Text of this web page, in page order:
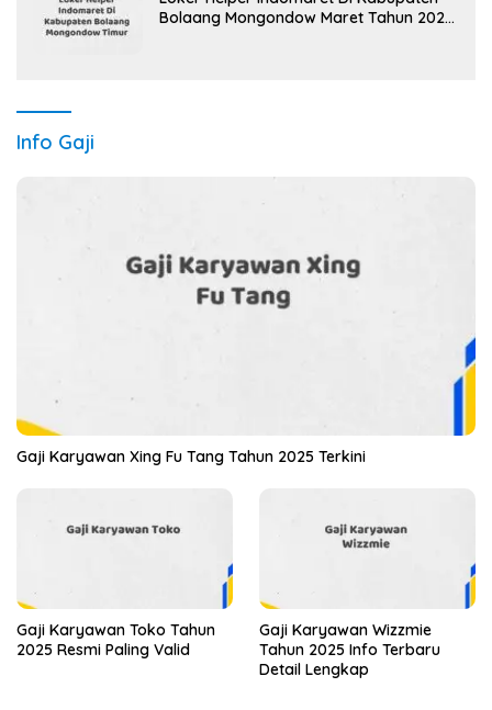
Bolaang Mongondow Maret Tahun 2025
Info Gaji
Gaji Karyawan Xing Fu Tang Tahun 2025 Terkini
Gaji Karyawan Toko Tahun
2025 Resmi Paling Valid
Gaji Karyawan Wizzmie
Tahun 2025 Info Terbaru
Detail Lengkap